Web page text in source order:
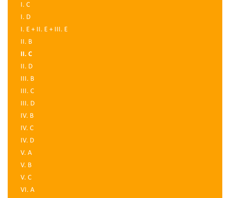
I. C
I. D
I. E + II. E + III. E
II. B
II. C
II. D
III. B
III. C
III. D
IV. B
IV. C
IV. D
V. A
V. B
V. C
VI. A